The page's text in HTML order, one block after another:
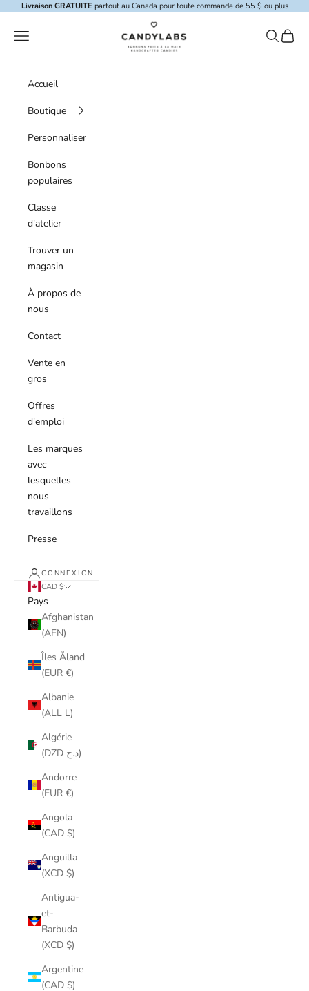
Skip to content
Livraison GRATUITE partout au Canada pour toute commande de 55 $ ou plus
Candylabs
Menu de navigation
Panier
Accueil
Boutique
Personnaliser
Bonbons
populaires
Classe
d'atelier
Trouver un
magasin
À propos de
nous
Contact
Vente en
gros
Offres
d'emploi
Les marques
avec
lesquelles
nous
travaillons
Presse
CONNEXION
CAD $
Pays
Afghanistan
(AFN)
Îles Åland
(EUR €)
Albanie
(ALL L)
Algérie
(DZD د.ج)
Andorre
(EUR €)
Angola
(CAD $)
Anguilla
(XCD $)
Antigua-
et-
Barbuda
(XCD $)
Argentine
(CAD $)